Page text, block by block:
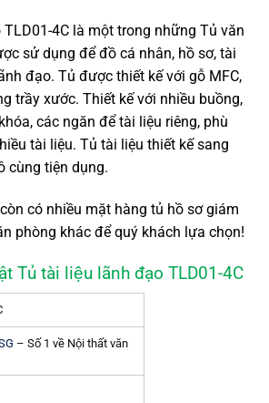
4C là một trong những Tủ văn
sử dụng để đồ cá nhân, hồ sơ, tài
đạo. Tủ được thiết kế với gỗ MFC,
trầy xước. Thiết kế với nhiều buồng,
các ngăn để tài liệu riêng, phù
tài liệu. Tủ tài liệu thiết kế sang
cùng tiện dụng.
có nhiều mặt hàng tủ hồ sơ giám
phòng khác để quý khách lựa chọn!
Tủ tài liệu lãnh đạo TLD01-4C
– Số 1 về Nội thất văn